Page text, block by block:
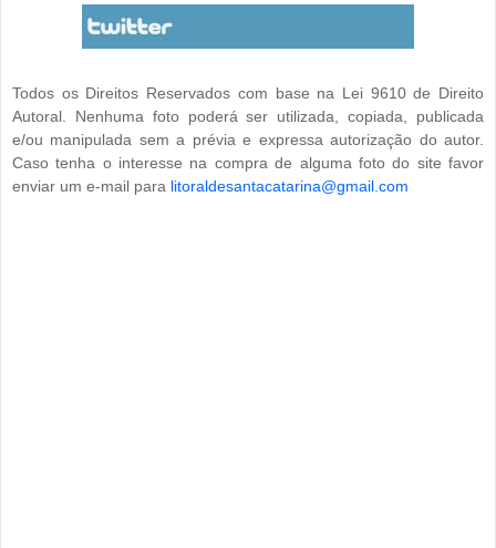
Todos os Direitos Reservados com base na Lei 9610 de Direito
Autoral. Nenhuma foto poderá ser utilizada, copiada, publicada
e/ou manipulada sem a prévia e expressa autorização do autor.
Caso tenha o interesse na compra de alguma foto do site favor
enviar um e-mail para litoraldesantacatarina@gmail.com